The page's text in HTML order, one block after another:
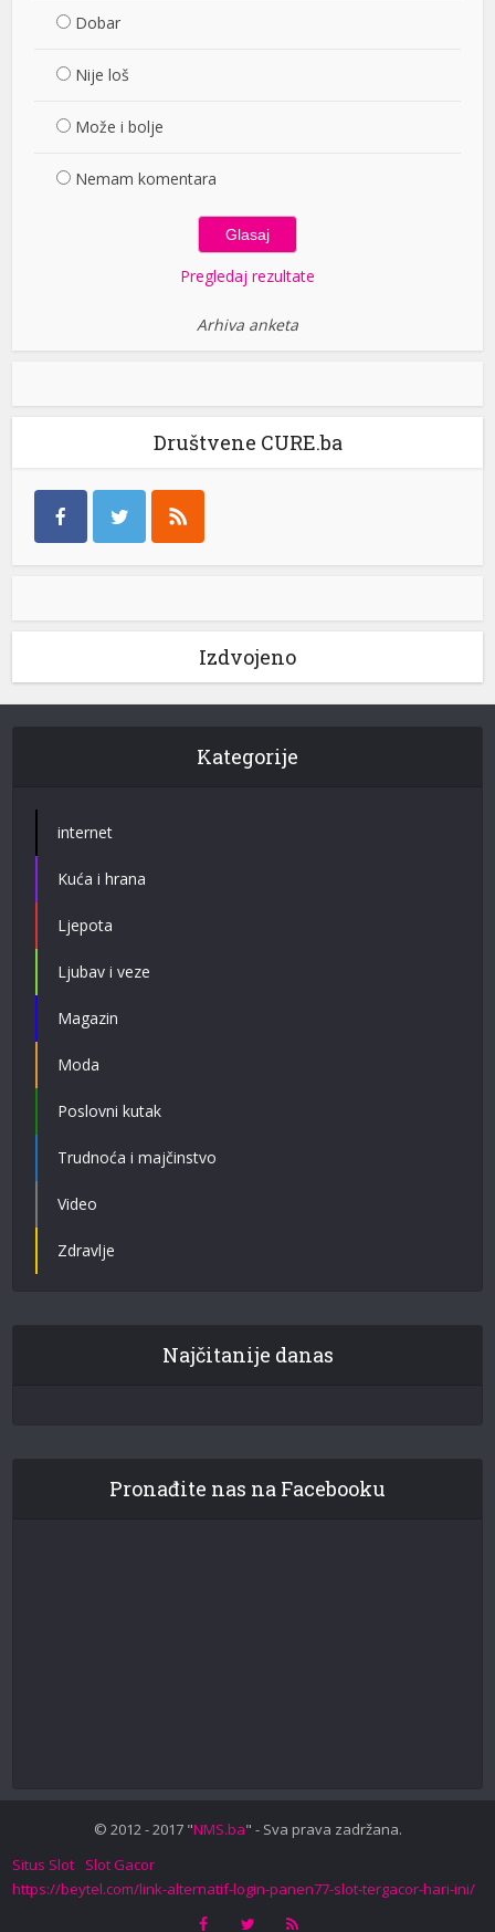
Dobar
Nije loš
Može i bolje
Nemam komentara
Pregledaj rezultate
Arhiva anketa
Društvene CURE.ba
Izdvojeno
Kategorije
internet
Kuća i hrana
Ljepota
Ljubav i veze
Magazin
Moda
Poslovni kutak
Trudnoća i majčinstvo
Video
Zdravlje
Najčitanije danas
Pronađite nas na Facebooku
© 2012 - 2017 "NMS.ba" - Sva prava zadržana.
Situs Slot
Slot Gacor
https://beytel.com/link-alternatif-login-panen77-slot-tergacor-hari-ini/